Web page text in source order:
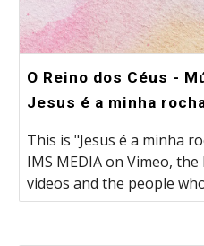
O Reino dos Céus -
Jesus é a minha
This is "Jesus é a minha
IMS MEDIA on Vimeo,
videos and the people